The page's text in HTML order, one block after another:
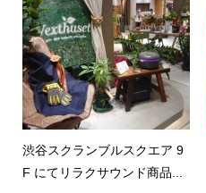
渋谷スクランブルスクエア 9
F にてリラクサウンド商品...